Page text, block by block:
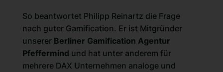
So beantwortet Philipp Reinartz die Frage
nach guter Gamification. Er ist Mitgründer
unserer Berliner Gamification Agentur
Pfeffermind und hat unter anderem für
mehrere DAX Unternehmen analoge und